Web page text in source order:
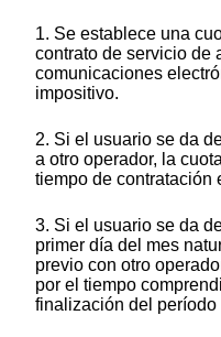
1. Se establece una
contrato de servicio de
comunicaciones
impositivo.
2. Si el usuario se da
a otro operador, la
tiempo de contratación
3. Si el usuario se da
primer día del mes
previo con otro
por el tiempo
finalización del período